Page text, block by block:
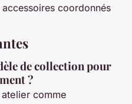
coordonnés
de collection pour
?
comme